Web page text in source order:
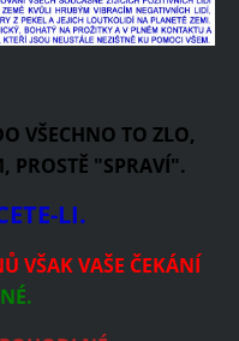
VŠECHNO TO ZLO,
PROSTĚ "SPRAVÍ".
LI.
VŠAK VAŠE ČEKÁNÍ